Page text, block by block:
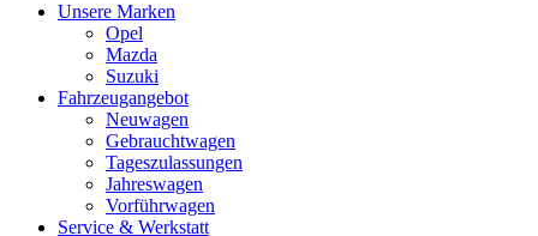
Unsere Marken
Opel
Mazda
Suzuki
Fahrzeugangebot
Neuwagen
Gebrauchtwagen
Tageszulassungen
Jahreswagen
Vorführwagen
Service & Werkstatt